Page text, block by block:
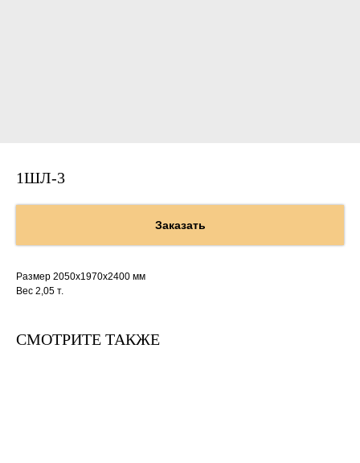
1ШЛ-3
Заказать
Размер 2050х1970х2400 мм
Вес 2,05 т.
СМОТРИТЕ ТАКЖЕ